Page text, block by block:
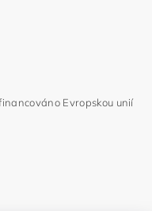
Evropskou unií